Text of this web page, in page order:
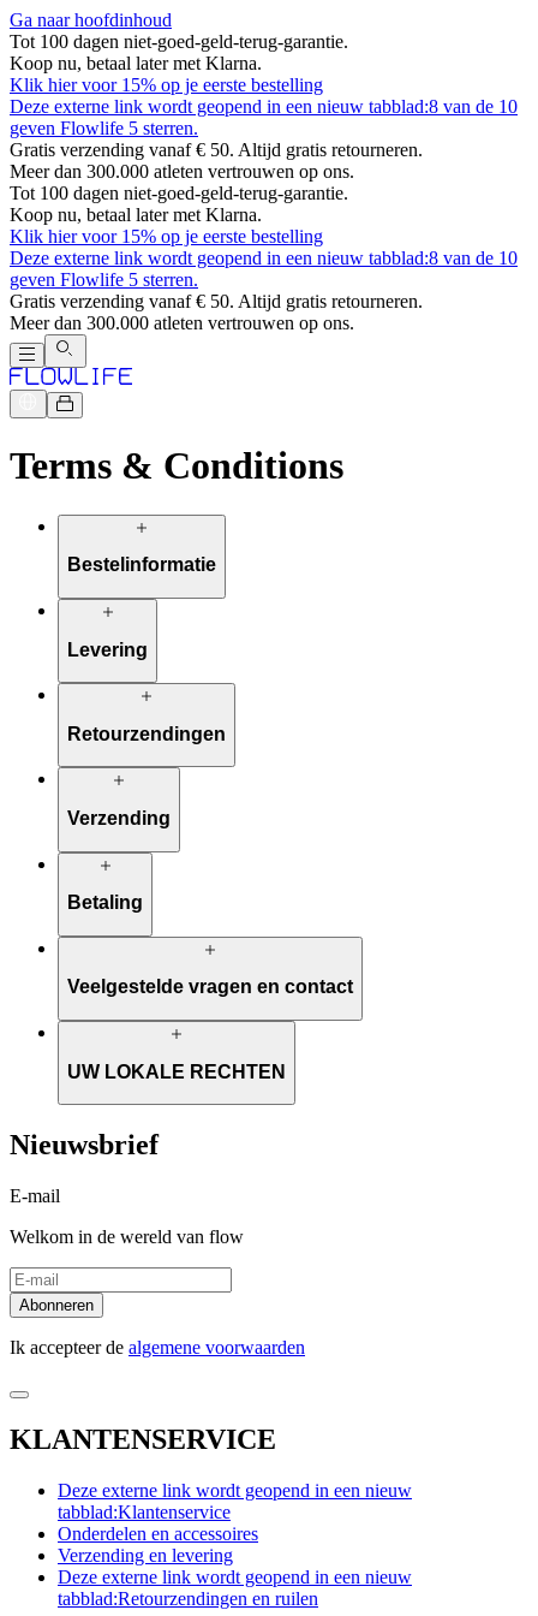
Ga naar hoofdinhoud
Tot 100 dagen niet-goed-geld-terug-garantie.
Koop nu, betaal later met Klarna.
Klik hier voor 15% op je eerste bestelling
Deze externe link wordt geopend in een nieuw tabblad:8 van de 10
geven Flowlife 5 sterren.
Gratis verzending vanaf € 50. Altijd gratis retourneren.
Meer dan 300.000 atleten vertrouwen op ons.
Tot 100 dagen niet-goed-geld-terug-garantie.
Koop nu, betaal later met Klarna.
Klik hier voor 15% op je eerste bestelling
Deze externe link wordt geopend in een nieuw tabblad:8 van de 10
geven Flowlife 5 sterren.
Gratis verzending vanaf € 50. Altijd gratis retourneren.
Meer dan 300.000 atleten vertrouwen op ons.
Terms & Conditions
Bestelinformatie
Levering
Retourzendingen
Verzending
Betaling
Veelgestelde vragen en contact
UW LOKALE RECHTEN
Nieuwsbrief
E-mail
Welkom in de wereld van flow
Abonneren
Ik accepteer de algemene voorwaarden
KLANTENSERVICE
Deze externe link wordt geopend in een nieuw
tabblad:Klantenservice
Onderdelen en accessoires
Verzending en levering
Deze externe link wordt geopend in een nieuw
tabblad:Retourzendingen en ruilen